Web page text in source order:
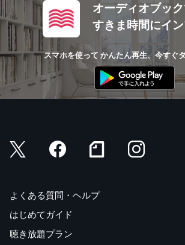
オーディオブッ
すきま時間にイ
スマホを使って かんたん再生、今すぐ
よくある質問・ヘルプ
はじめてガイド
聴き放題プラン